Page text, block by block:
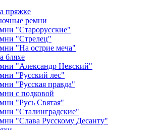
пряжке
ремни
"Старорусские"
"Стрелец"
"На острие меча"
бляхе
"Александр Невский"
"Русский лес"
"Русская правда"
с подковой
"Русь Святая"
"Сталинградские"
"Слава Русскому Десанту"